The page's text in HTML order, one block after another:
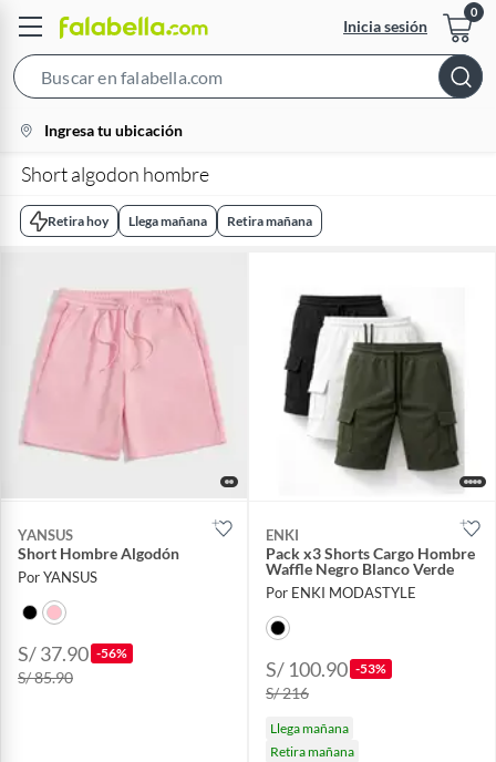
Inicia sesión
Bar
location-
icon
Ingresa tu ubicación
Short algodon hombre
Retira hoy Llega mañana Retira mañana
YANSUS
Short Hombre Algodón
Por YANSUS
S/ 37.90 -56%
S/ 85.90
ENKI
Pack x3 Shorts Cargo Hombre
Waffle Negro Blanco Verde
Por ENKI MODASTYLE
S/ 100.90 -53%
S/ 216
Llega mañana
Retira mañana